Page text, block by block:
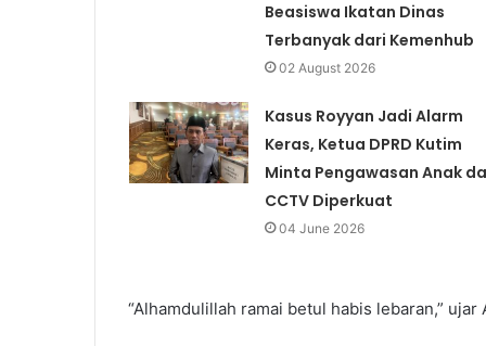
Beasiswa Ikatan Dinas
Terbanyak dari Kemenhub
02 August 2026
Kasus Royyan Jadi Alarm
Keras, Ketua DPRD Kutim
Minta Pengawasan Anak
CCTV Diperkuat
04 June 2026
“Alhamdulillah ramai betul habis lebaran,” ujar